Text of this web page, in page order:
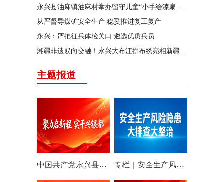
永兴县油麻镇油麻村举办留守儿童“小手绘漆扇·童心传非遗”非遗漆艺手作体验活动
从严督导煤矿安全生产 稳妥推进复工复产
永兴：严把征兵体检关口 遴选优质兵员
湘疆非遗双向交融！永兴大布江拼布绣亮相新疆非遗援疆主题展
主题报道
中国共产党永兴县第十四次代表大会特别报道 专栏｜安全生产风险隐患大排查大整治